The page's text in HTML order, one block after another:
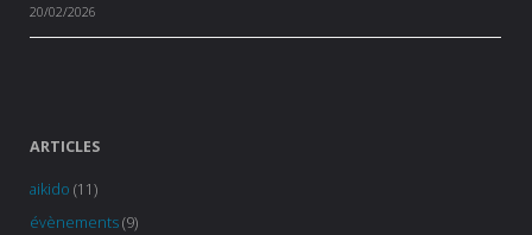
20/02/2026
ARTICLES
aikido (11)
évènements(9)